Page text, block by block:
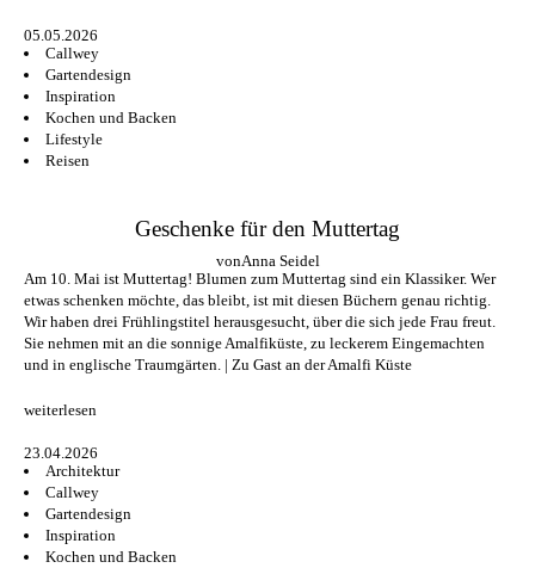
05.05.2026
Callwey
Gartendesign
Inspiration
Kochen und Backen
Lifestyle
Reisen
Geschenke für den Muttertag
vonAnna Seidel
Am 10. Mai ist Muttertag! Blumen zum Muttertag sind ein Klassiker. Wer
etwas schenken möchte, das bleibt, ist mit diesen Büchern genau richtig.
Wir haben drei Frühlingstitel herausgesucht, über die sich jede Frau freut.
Sie nehmen mit an die sonnige Amalfiküste, zu leckerem Eingemachten
und in englische Traumgärten. | Zu Gast an der Amalfi Küste
weiterlesen
23.04.2026
Architektur
Callwey
Gartendesign
Inspiration
Kochen und Backen